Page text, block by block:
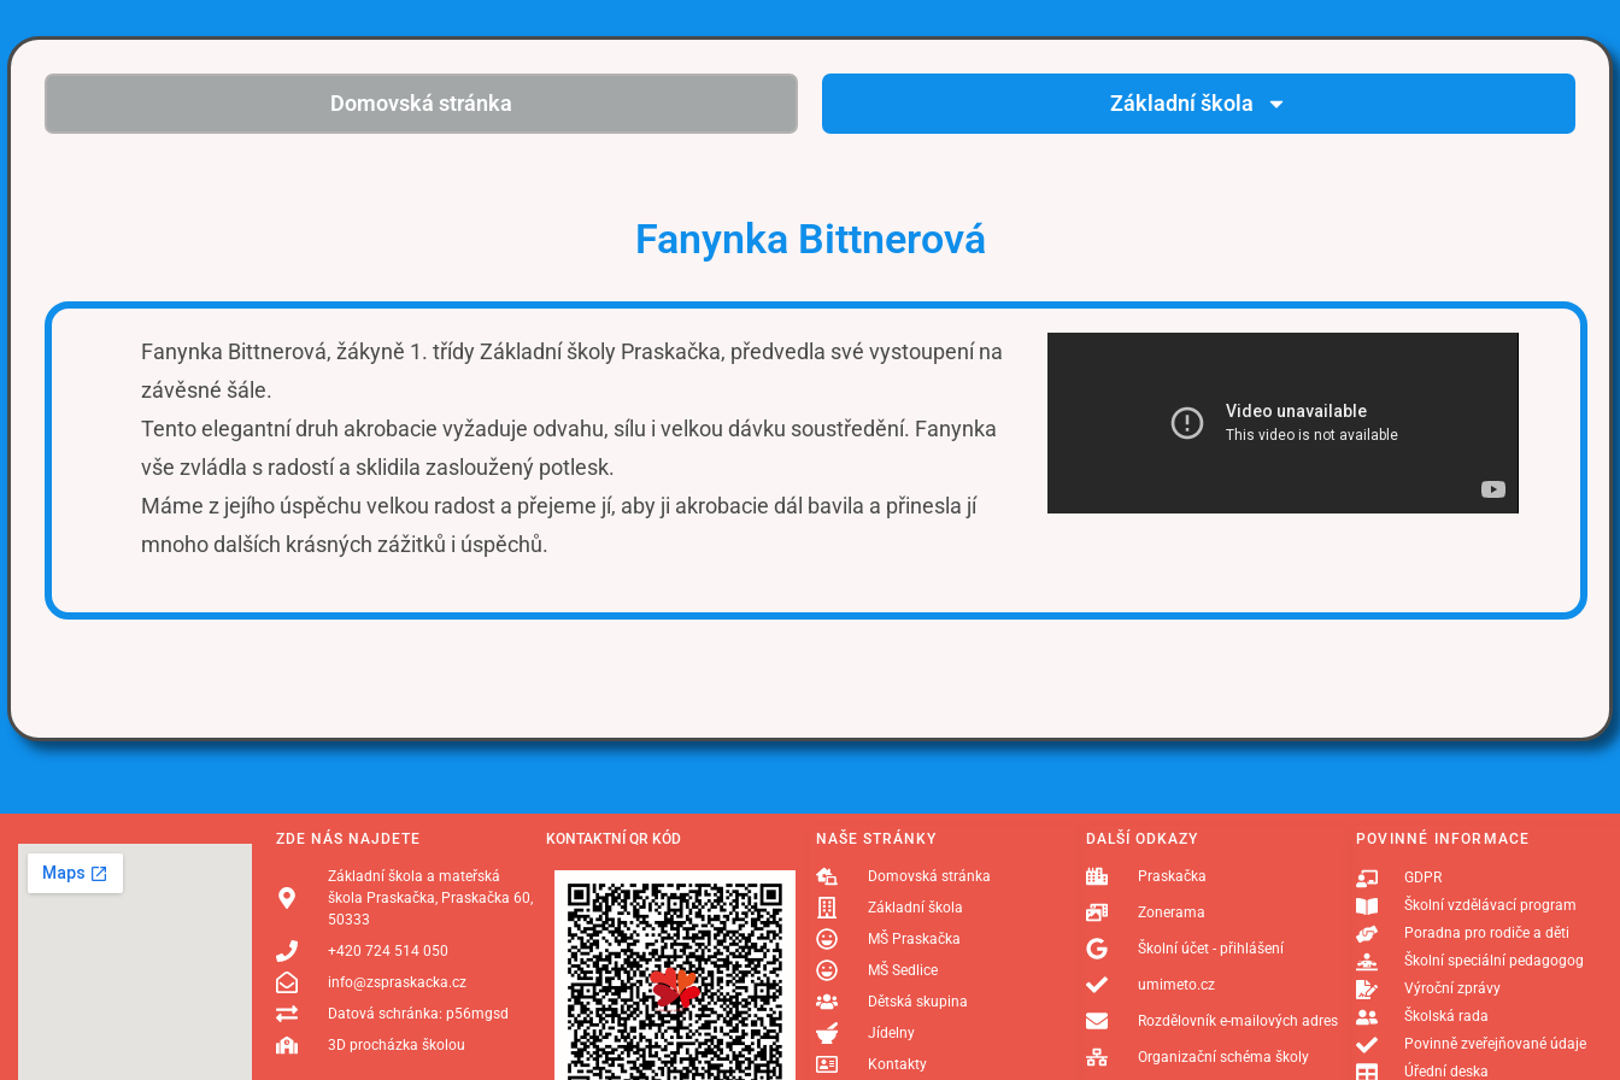
Domovská stránka Základní škola
Fanynka Bittnerová
Fanynka Bittnerová, žákyně 1. třídy Základní školy Praskačka, předvedla své vystoupení na
závěsné šále.
Tento elegantní druh akrobacie vyžaduje odvahu, sílu i velkou dávku soustředění. Fanynka
vše zvládla s radostí a sklidila zasloužený potlesk.
Máme z jejího úspěchu velkou radost a přejeme jí, aby ji akrobacie dál bavila a přinesla jí
mnoho dalších krásných zážitků i úspěchů.
ZDE NÁS NAJDETE
Základní škola a mateřská
škola Praskačka, Praskačka 60,
50333
+420 724 514 050
info@zspraskacka.cz
Datová schránka: p56mgsd
3D procházka školou
KONTAKTNÍ QR KÓD NAŠE STRÁNKY
Domovská stránka
Základní škola
MŠ Praskačka
MŠ Sedlice
Dětská skupina
Jídelny
Kontakty
DALŠÍ ODKAZY
Praskačka
Zonerama
Školní účet - přihlášení
umimeto.cz
Rozdělovník e-mailových adres
Organizační schéma školy
POVINNÉ INFORMACE
GDPR
Školní vzdělávací program
Poradna pro rodiče a děti
Školní speciální pedagogog
Výroční zprávy
Školská rada
Povinně zveřejňované údaje
Úřední deska